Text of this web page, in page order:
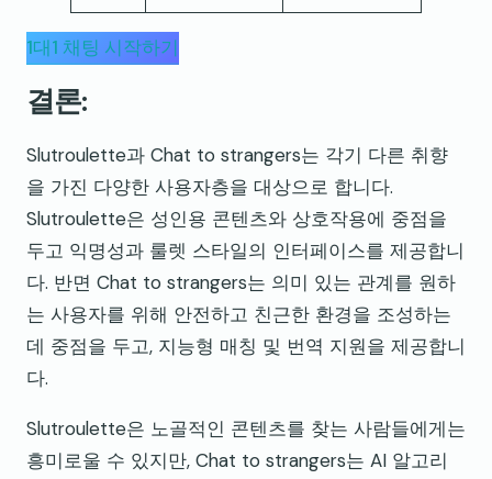
1대1 채팅 시작하기
결론:
Slutroulette과 Chat to strangers는 각기 다른 취향
을 가진 다양한 사용자층을 대상으로 합니다.
Slutroulette은 성인용 콘텐츠와 상호작용에 중점을
두고 익명성과 룰렛 스타일의 인터페이스를 제공합니
다. 반면 Chat to strangers는 의미 있는 관계를 원하
는 사용자를 위해 안전하고 친근한 환경을 조성하는
데 중점을 두고, 지능형 매칭 및 번역 지원을 제공합니
다.
Slutroulette은 노골적인 콘텐츠를 찾는 사람들에게는
흥미로울 수 있지만, Chat to strangers는 AI 알고리